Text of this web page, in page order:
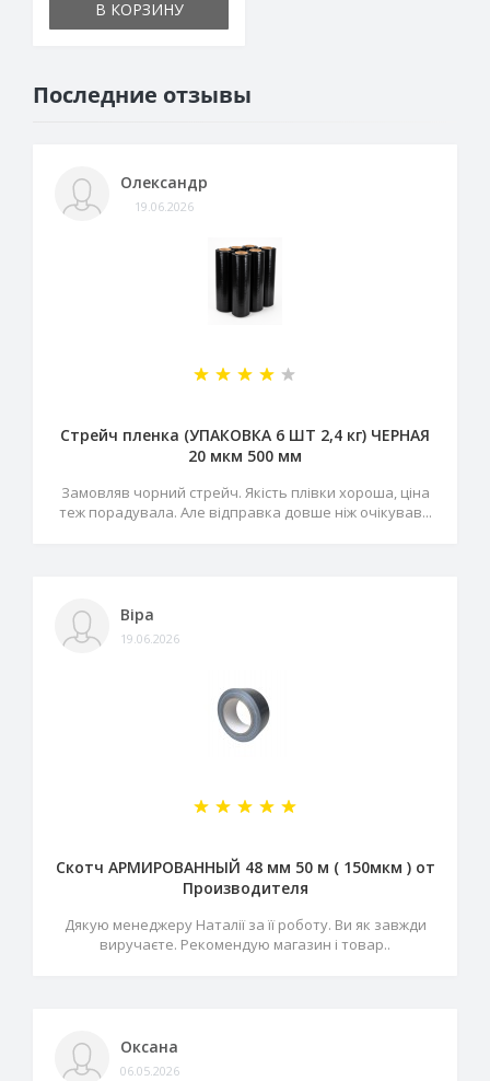
В КОРЗИНУ
Последние отзывы
Олександр
19.06.2026
Стрейч пленка (УПАКОВКА 6 ШТ 2,4 кг) ЧЕРНАЯ
20 мкм 500 мм
Замовляв чорний стрейч. Якість плівки хороша, ціна
теж порадувала. Але відправка довше ніж очікував...
Віра
19.06.2026
Скотч АРМИРОВАННЫЙ 48 мм 50 м ( 150мкм ) от
Производителя
Дякую менеджеру Наталії за її роботу. Ви як завжди
виручаєте. Рекомендую магазин і товар..
Оксана
06.05.2026